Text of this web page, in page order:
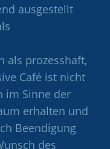
ausgestellt
als prozesshaft,
Café ist nicht
im Sinne der
erhalten und
Beendigung
des